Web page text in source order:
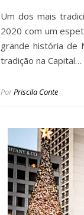
Um dos mais
2020 com um
grande história de
tradição na Capital…
PorPriscila Conte